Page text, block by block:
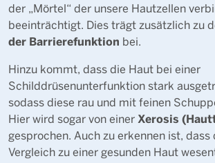
der „Mörtel“ der unsere Hautzellen
beeinträchtigt. Dies trägt zusätzlich zu
der Barrierefunktion bei.
Hinzu kommt, dass die Haut bei einer
Schilddrüsenunterfunktion stark
sodass diese rau und mit feinen
Hier wird sogar von einerXerosis
gesprochen. Auch zu erkennen ist,
Vergleich zu einer gesunden Haut